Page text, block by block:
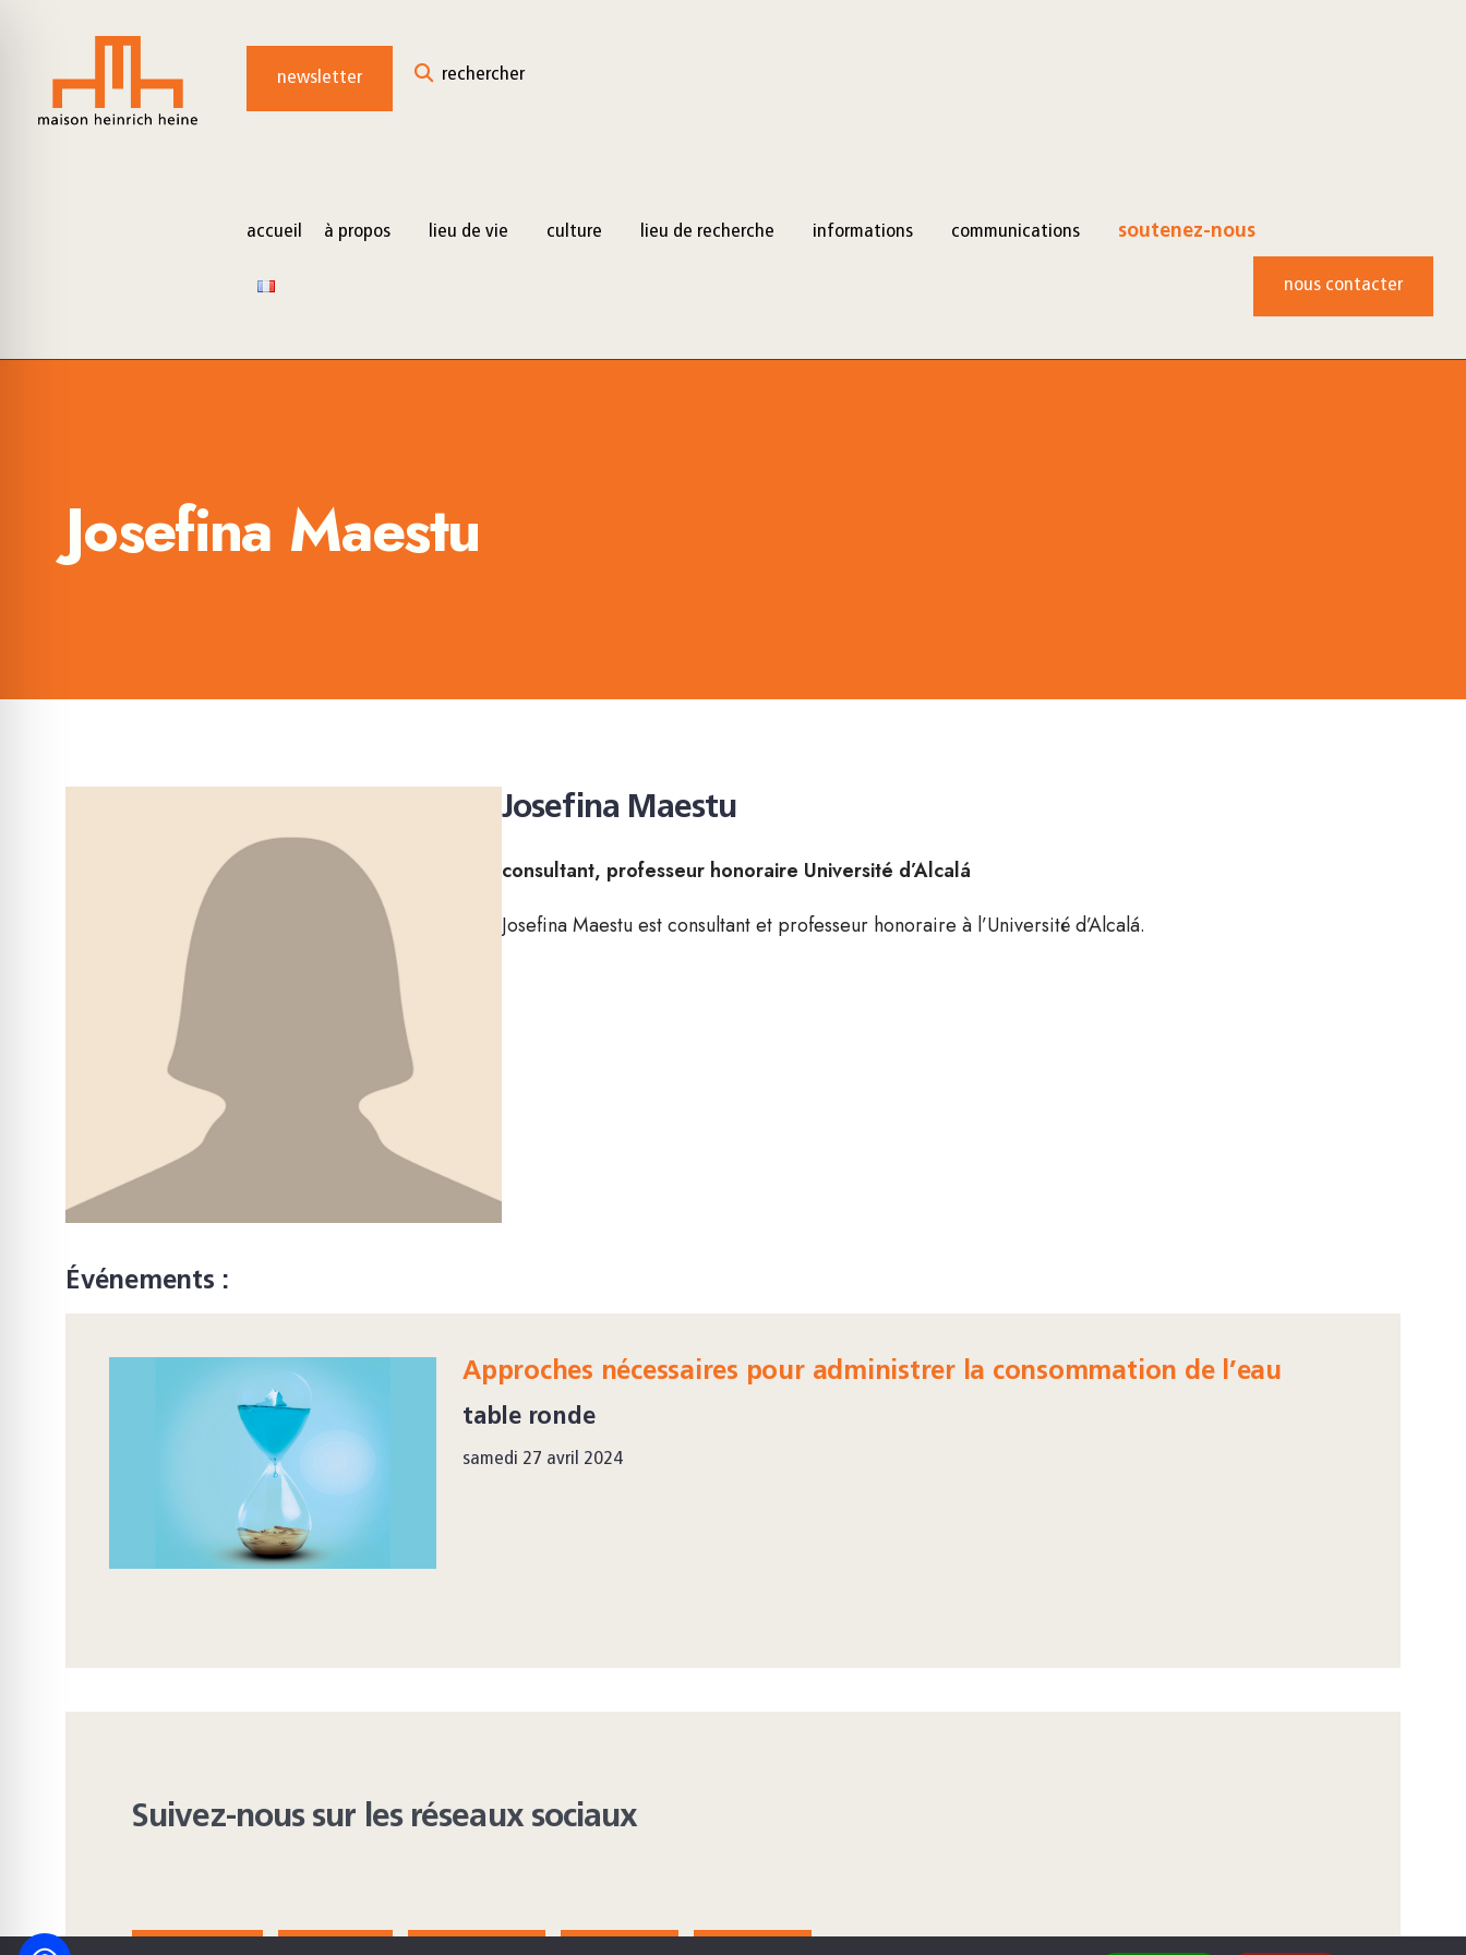
content
newsletter rechercher
accueil à propos lieu de vie culture lieu de recherche informations communications soutenez-nous
nous contacter
Josefina Maestu
Josefina Maestu
consultant, professeur honoraire Université d’Alcalá
Josefina Maestu est consultant et professeur honoraire à l’Université d’Alcalá.
Événements :
Approches nécessaires pour administrer la consommation de l’eau
table ronde
samedi 27 avril 2024
Suivez-nous sur les réseaux sociaux